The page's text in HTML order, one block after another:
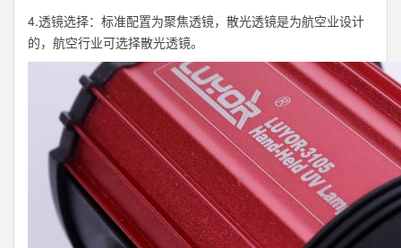
4.透镜选择：标准配置为聚焦透镜，散光透镜是为航空业设计
的，航空行业可选择散光透镜。